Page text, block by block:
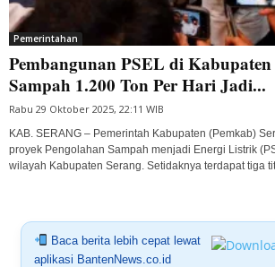
Pemerintahan
Pembangunan PSEL di Kabupaten
Sampah 1.200 Ton Per Hari Jadi...
Rabu 29 Oktober 2025, 22:11 WIB
KAB. SERANG – Pemerintah Kabupaten (Pemkab)
proyek Pengolahan Sampah menjadi Energi Listrik
wilayah Kabupaten Serang. Setidaknya terdapat tiga
Baca berita lebih cepat lewat
aplikasi BantenNews.co.id